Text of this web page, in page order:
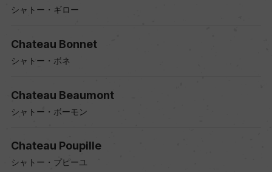
シャトー・ギロー
Chateau Bonnet
シャトー・ボネ
Chateau Beaumont
シャトー・ボーモン
Chateau Poupille
シャトー・プピーユ